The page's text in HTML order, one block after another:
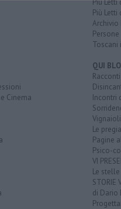
Cinema
Più
Più Letti
Archivio
Persone
Toscani
QUI
Incontri
Le
Pagine
Psico-
VI
Le
STORIE
di Dario